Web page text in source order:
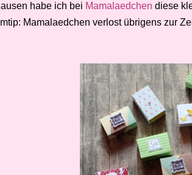
habe ich bei Mamalaedchen diese
Mamalaedchen verlost übrigens zur